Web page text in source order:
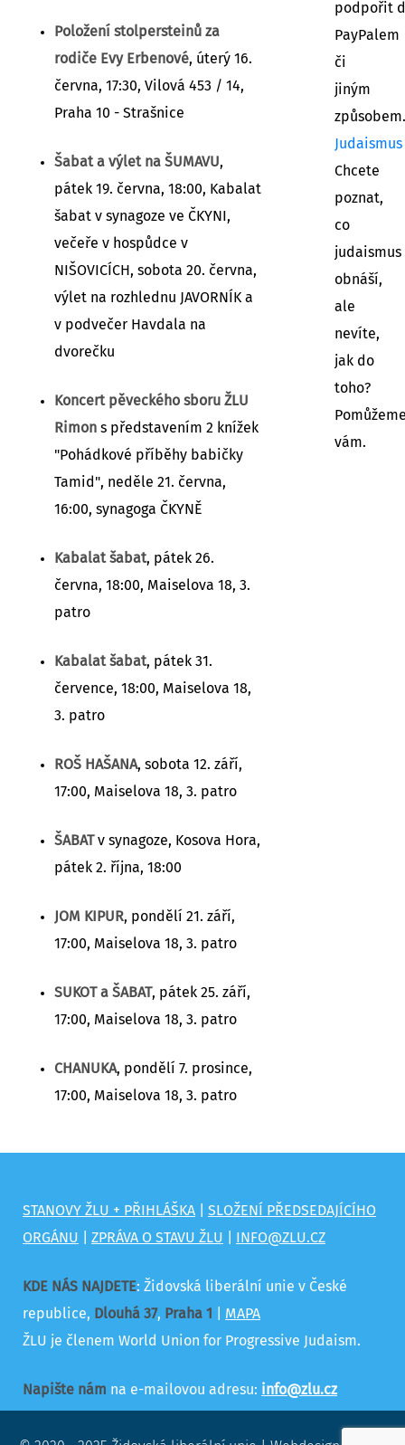
Položení stolpersteinů za
rodiče Evy Erbenové, úterý 16.
června, 17:30, Vilová 453 / 14,
Praha 10 - Strašnice
Šabat a výlet na ŠUMAVU,
pátek 19. června, 18:00, Kabalat
šabat v synagoze ve ČKYNI,
večeře v hospůdce v
NIŠOVICÍCH, sobota 20. června,
výlet na rozhlednu JAVORNÍK a
v podvečer Havdala na
dvorečku
Koncert pěveckého sboru ŽLU
Rimon s představením 2 knížek
"Pohádkové příběhy babičky
Tamid", neděle 21. června,
16:00, synagoga ČKYNĚ
Kabalat šabat, pátek 26.
června, 18:00, Maiselova 18, 3.
patro
Kabalat šabat, pátek 31.
července, 18:00, Maiselova 18,
3. patro
ROŠ HAŠANA, sobota 12. září,
17:00, Maiselova 18, 3. patro
ŠABATv synagoze, Kosova Hora,
pátek 2. října, 18:00
JOM KIPUR, pondělí 21. září,
17:00, Maiselova 18, 3. patro
SUKOT a ŠABAT, pátek 25. září,
17:00, Maiselova 18, 3. patro
CHANUKA, pondělí 7. prosince,
17:00, Maiselova 18, 3. patro
podpořit
PayPalem
či
jiným
způsobem.
Judaismus
Chcete
poznat,
co
judaismus
obnáší,
ale
nevíte,
jak do
toho?
vám.
STANOVY ŽLU + PŘIHLÁŠKA
SLOŽENÍ PŘEDSEDAJÍCÍHO
ORGÁNU
ZPRÁVA O STAVU ŽLU INFO@ZLU.CZ
KDE NÁS NAJDETE: Židovská liberální unie v České
republice, Dlouhá 37, Praha 1
MAPA
ŽLU je členem World Union for Progressive Judaism.
Napište nám na e-mailovou adresu: info@zlu.cz